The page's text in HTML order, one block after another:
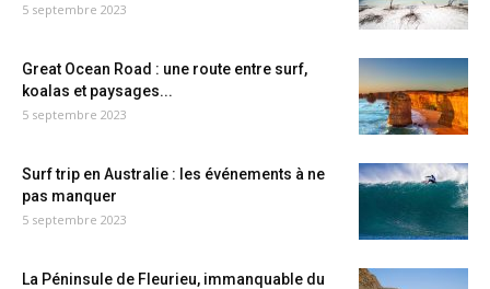
5 septembre 2023
Great Ocean Road : une route entre surf,
koalas et paysages...
5 septembre 2023
Surf trip en Australie : les événements à ne
pas manquer
5 septembre 2023
La Péninsule de Fleurieu, immanquable du